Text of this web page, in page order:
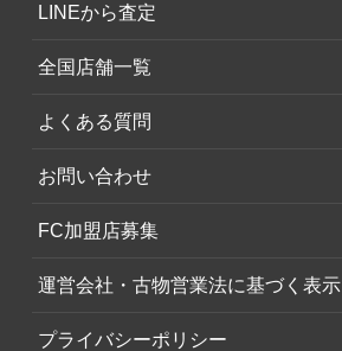
LINEから査定
全国店舗一覧
よくある質問
お問い合わせ
FC加盟店募集
運営会社・古物営業法に基づく表示
プライバシーポリシー